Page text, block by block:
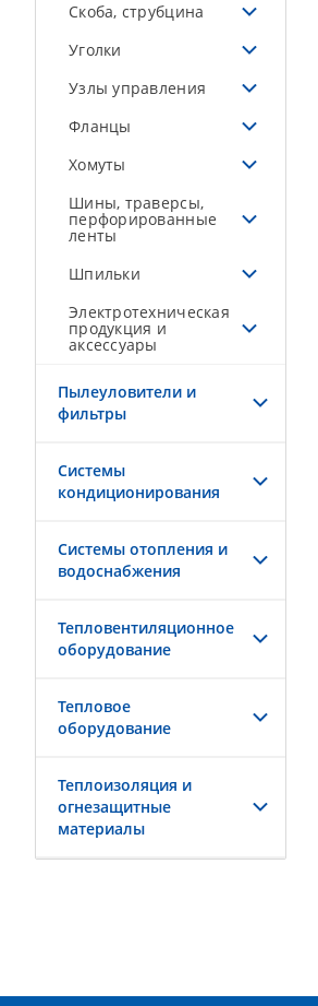
Скоба, струбцина
Уголки
Узлы управления
Фланцы
Хомуты
Шины, траверсы,
перфорированные
ленты
Шпильки
Электротехническая
продукция и
аксессуары
Пылеуловители и
фильтры
Системы
кондиционирования
Системы отопления и
водоснабжения
Тепловентиляционное
оборудование
Тепловое
оборудование
Теплоизоляция и
огнезащитные
материалы